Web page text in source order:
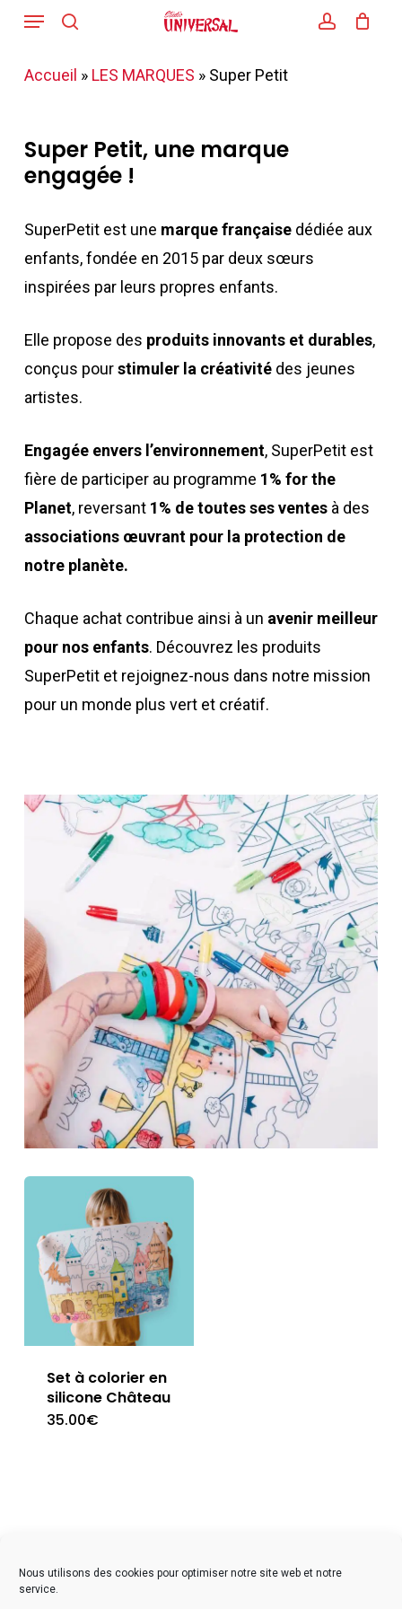
Nous utilisons des cookies pour optimiser notre site web et notre
service.
Skip
main
Menu
Accueil » LES MARQUES » Super Petit
Super Petit, une marque
engagée !
SuperPetit est une marque françaisedédiée aux
enfants, fondée en 2015 par deux sœurs
inspirées par leurs propres enfants.
Elle propose des produits innovants et durables,
conçus pourstimuler la créativitédes jeunes
artistes.
Engagée envers l’environnement, SuperPetit est
fière de participer au programme 1% for the
Planet, reversant 1% de toutes ses ventesà des
associations œuvrant pour la protection de
notre planète.
Chaque achat contribue ainsi à un avenir meilleur
pour nos enfants. Découvrez les produits
SuperPetit et rejoignez-nous dans notre mission
pour un monde plus vert et créatif.
Set à colorier en
silicone Château
35.00€